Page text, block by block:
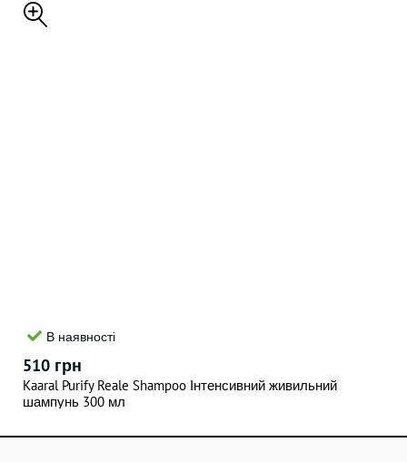
В наявності
510 грн
Kaaral Purify Reale Shampoo Інтенсивний живильний
шампунь 300 мл